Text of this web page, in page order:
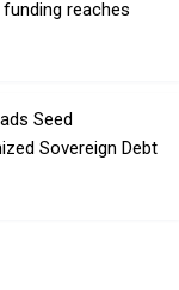
reaches
Seed
Sovereign Debt